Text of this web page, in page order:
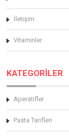
İletişim
Vitaminler
KATEGORİLER
Aperatifler
Pasta Tarifleri